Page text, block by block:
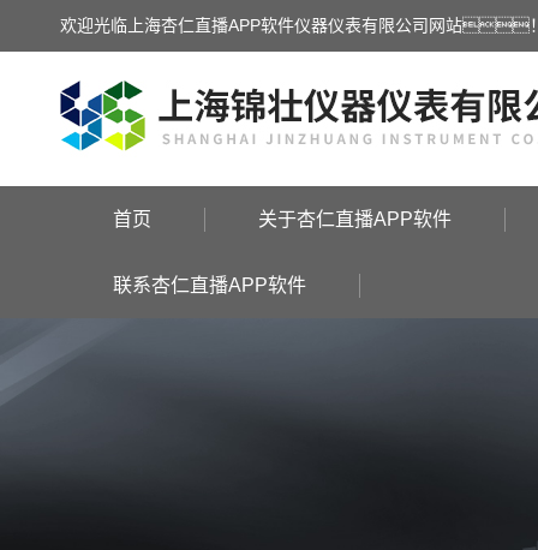
欢迎光临上海杏仁直播APP软件仪器仪表有限公司网站
首页 关于杏仁直播APP软件
联系杏仁直播APP软件